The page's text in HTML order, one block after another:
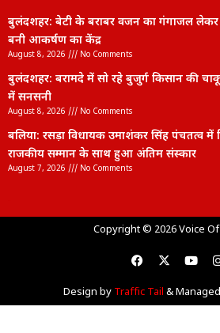
बुलंदशहर: बेटी के बराबर वजन का गंगाजल लेकर
बनी आकर्षण का केंद्र
August 8, 2026 No Comments
बुलंदशहर: बरामदे में सो रहे बुजुर्ग किसान की
में सनसनी
August 8, 2026 No Comments
बलिया: रसड़ा विधायक उमाशंकर सिंह पंचतत्व में
राजकीय सम्मान के साथ हुआ अंतिम संस्कार
August 7, 2026 No Comments
Copyright © 2026 Voice
Design by Traffic Tail &